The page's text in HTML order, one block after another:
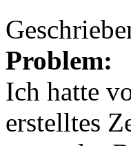
Problem:
Ich hatte
erstelltes